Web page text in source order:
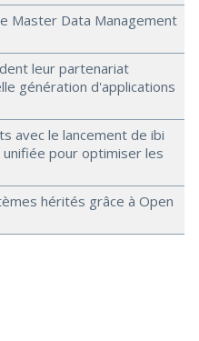
Master Data Management
leur partenariat
génération d'applications
avec le lancement de ibi
pour optimiser les
hérités grâce à Open